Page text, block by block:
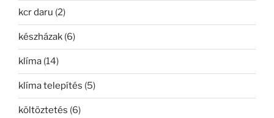
kcr daru (2)
készházak (6)
klíma (14)
klíma telepítés (5)
költöztetés (6)